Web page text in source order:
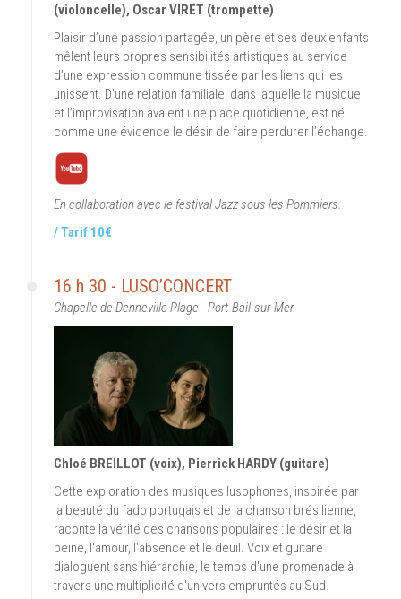
(violoncelle), Oscar VIRET (trompette)
Plaisir d’une passion partagée, un père et ses deux enfants
mêlent leurs propres sensibilités artistiques au service
d’une expression commune tissée par les liens qui les
unissent. D’une relation familiale, dans laquelle la musique
et l’improvisation avaient une place quotidienne, est né
comme une évidence le désir de faire perdurer l’échange.
En collaboration avec le festival Jazz sous les Pommiers.
/ Tarif 10€
16 h 30 - LUSO’CONCERT
Chapelle de Denneville Plage - Port-Bail-sur-Mer
Chloé BREILLOT (voix), Pierrick HARDY (guitare)
Cette exploration des musiques lusophones, inspirée par
la beauté du fado portugais et de la chanson brésilienne,
raconte la vérité des chansons populaires : le désir et la
peine, l'amour, l'absence et le deuil. Voix et guitare
dialoguent sans hiérarchie, le temps d'une promenade à
travers une multiplicité d'univers empruntés au Sud.